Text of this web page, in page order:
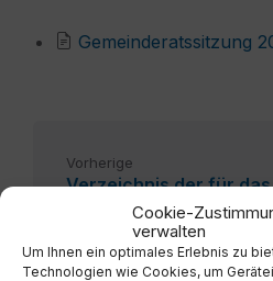
Cookie-
verwalten
Um Ihnen ein optimales Erlebnis zu
Technologien wie Cookies, um
Gemeinderatssitzung
Vorherige
Verzeichnis der für
Geschworenen und
ausgelosten Personen
2028